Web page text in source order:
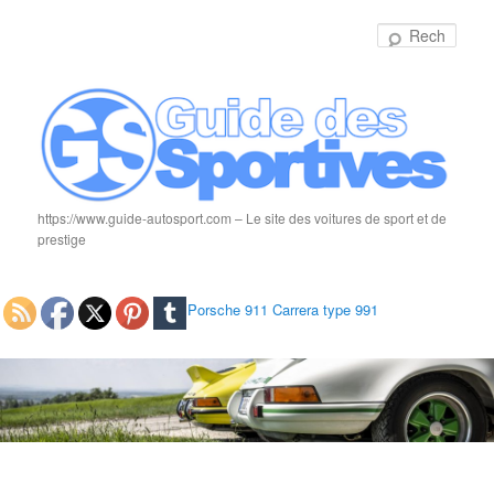
https://www.guide-autosport.com – Le site des voitures de sport et de
prestige
Porsche 911 Carrera type 991